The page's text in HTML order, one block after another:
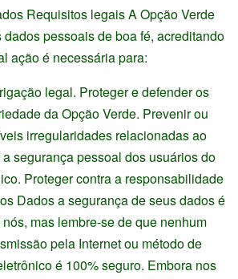
Requisitos legais A Opção Verde
pessoais de boa fé, acreditando
ação é necessária para:
legal. Proteger e defender os
da Opção Verde. Prevenir ou
irregularidades relacionadas ao
segurança pessoal dos usuários do
Proteger contra a responsabilidade
Dados a segurança de seus dados é
mas lembre-se de que nenhum
pela Internet ou método de
é 100% seguro. Embora nos